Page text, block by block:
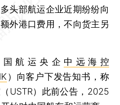
头部航运企业近期纷纷向
外港口费用，不向货主另
航运央企 中远海控
）向客户下发告知书，称
USTR）此前公告，2025